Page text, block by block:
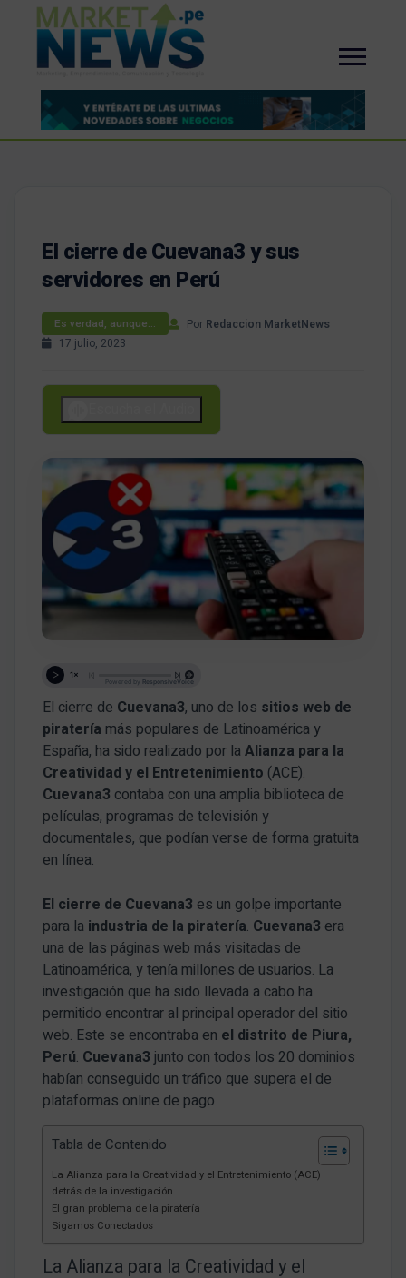
El cierre de Cuevana3 y sus
servidores en Perú
Es verdad, aunque… Por Redaccion MarketNews
17 julio, 2023
El cierre de Cuevana3, uno de los sitios web de
piratería más populares de Latinoamérica y
España, ha sido realizado por laAlianza para la
Creatividad y el Entretenimiento (ACE).
Cuevana3 contaba con una amplia biblioteca de
películas, programas de televisión y
documentales, que podían verse de forma gratuita
en línea.
El cierre de Cuevana3 es un golpe importante
para la industria de la piratería. Cuevana3 era
una de las páginas web más visitadas de
Latinoamérica, y tenía millones de usuarios. La
investigación que ha sido llevada a cabo ha
permitido encontrar al principal operador del sitio
web. Este se encontraba en el distrito de Piura,
Perú. Cuevana3 junto con todos los 20 dominios
habían conseguido un tráfico que supera el de
plataformas online de pago
Tabla de Contenido
La Alianza para la Creatividad y el Entretenimiento (ACE)
detrás de la investigación
El gran problema de la piratería
Sigamos Conectados
La Alianza para la Creatividad y el